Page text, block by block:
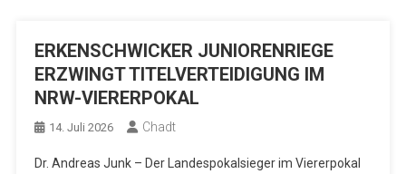
ERKENSCHWICKER JUNIORENRIEGE
ERZWINGT TITELVERTEIDIGUNG IM
NRW-VIERERPOKAL
14. Juli 2026 Chadt
Dr. Andreas Junk – Der Landespokalsieger im Viererpokal